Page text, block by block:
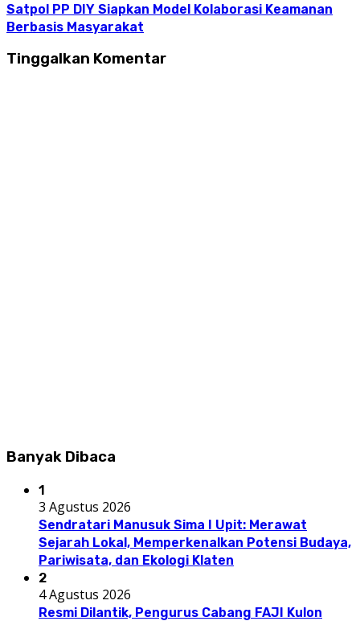
Satpol PP DIY Siapkan Model Kolaborasi Keamanan
Berbasis Masyarakat
Tinggalkan Komentar
Banyak Dibaca
1
3 Agustus 2026
Sendratari Manusuk Sima I Upit: Merawat
Sejarah Lokal, Memperkenalkan Potensi Budaya,
Pariwisata, dan Ekologi Klaten
2
4 Agustus 2026
Resmi Dilantik, Pengurus Cabang FAJI Kulon